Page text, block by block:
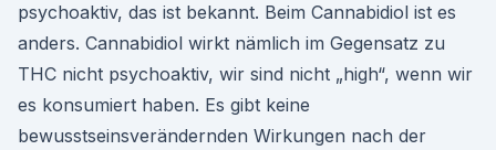
psychoaktiv, das ist bekannt. Beim Cannabidiol ist es
anders. Cannabidiol wirkt nämlich im Gegensatz zu
THC nicht psychoaktiv, wir sind nicht „high“, wenn wir
es konsumiert haben. Es gibt keine
bewusstseinsverändernden Wirkungen nach der